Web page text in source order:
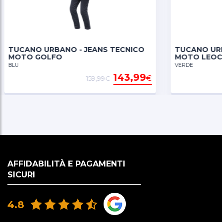
TUCANO URBANO - JEANS TECNICI
MOTO LEOCARGO
VERDE
111,30€
159,00€
MACNA -
LEGGINGS
NERO
AFFIDABILITÀ E PAGAMENTI
SICURI
4.8